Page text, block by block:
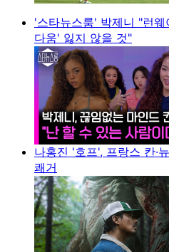
'스타뉴스룸' 박제니 "런
다움' 잃지 않을 것"
나홍진 '호프', 프랑스 칸·
쾌거